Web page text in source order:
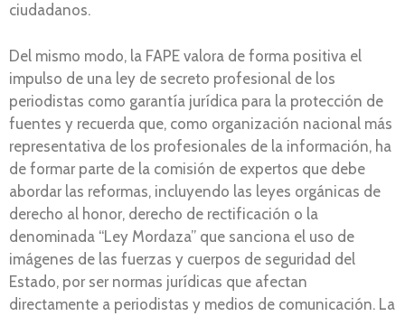
ciudadanos.
Del mismo modo, la FAPE valora de forma positiva el
impulso de una ley de secreto profesional de los
periodistas como garantía jurídica para la protección de
fuentes y recuerda que, como organización nacional más
representativa de los profesionales de la información, ha
de formar parte de la comisión de expertos que debe
abordar las reformas, incluyendo las leyes orgánicas de
derecho al honor, derecho de rectificación o la
denominada “Ley Mordaza” que sanciona el uso de
imágenes de las fuerzas y cuerpos de seguridad del
Estado, por ser normas jurídicas que afectan
directamente a periodistas y medios de comunicación. La